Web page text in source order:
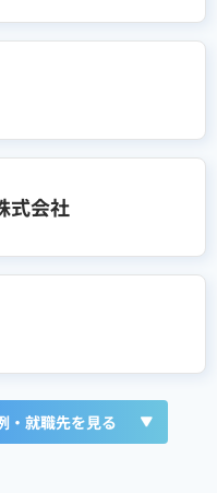
式会社
・就職先を見る